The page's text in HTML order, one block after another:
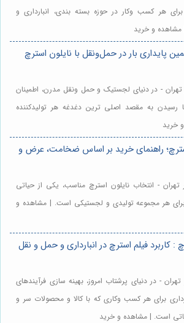
هر کسب وکار در حوزه بسته بندی، انبارداری و
و خرید
پایداری بار در حمل‌ونقل با نایلون استرچ
تهران - در دنیای لجستیک و حمل ونقل مدرن، اطمینان
رسیدن به مقصد اصلی ترین دغدغه هر تولیدکننده
خرید
راهنمای خرید بر اساس ضخامت، عرض و
تهران - انتخاب نایلون استرچ مناسب، یکی از حیاتی
هر مجموعه تولیدی و لجستیکی است. | مشاهده و
: کاربرد فیلم استرچ در انبارداری و حمل و نقل
- در دنیای پرشتاب امروز، بهینه سازی فرآیندهای
برای هر کسب وکاری که با کالا و محصولات سر و
است. | مشاهده و خرید